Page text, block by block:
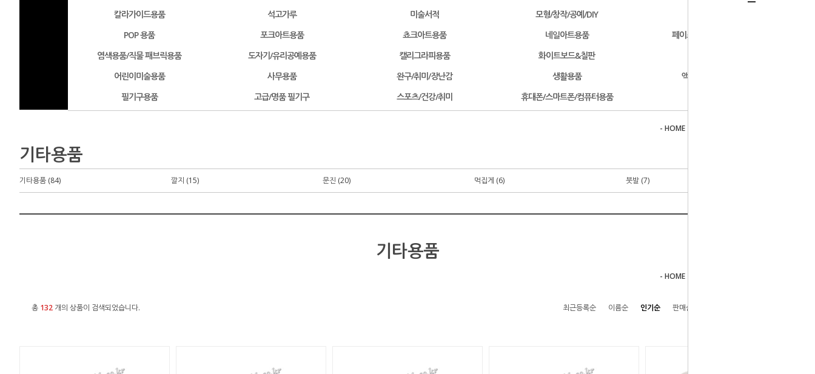
칼라가이드용품
석고가루 미술서적 모형/창작/공예/DIY
POP 용품
포크아트용품 쵸크아트용품 네일아트용품
페이스페인팅/미용용품
염색용품/직물 패브릭용품
도자기/유리공예용품 캘리그라피용품 화이트보드&칠판
어린이미술용품
사무용품 완구/취미/장난감 생활용품
액자/사진첩/앨범
필기구용품
고급/명품 필기구 스포츠/건강/취미 휴대폰/스마트폰/컴퓨터용품
- HOME
기타용품
기타용품 (84) 깔지 (15) 문진 (20) 먹집게 (6) 붓발 (7)
기타용품
- HOME
총 132 개의 상품이 검색되었습니다. 최근등록순 이름순 인기순 판매순